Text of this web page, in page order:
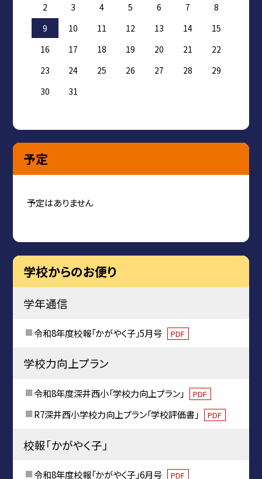
2
3 4 5 6 7
8
9
10 11 12 13 14
15
16
17 18 19 20 21
22
23
24 25 26 27 28
29
30
31
予定
予定はありません
学校からのお便り
学年通信
令和8年度校報「かがやく子」5月号 PDF
学校力向上プラン
令和8年度深井西小「学校力向上プラン」 PDF
R7深井西小学校力向上プラン「学校評価書」 PDF
校報「かがやく子」
令和8年度校報「かがやく子」6月号 PDF